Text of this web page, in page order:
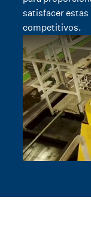
satisfacer estas
competitivos.